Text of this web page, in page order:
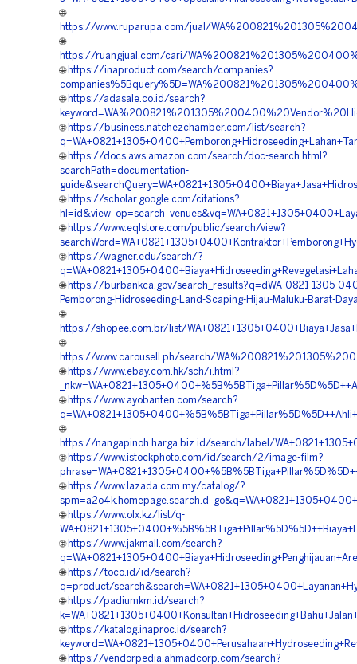
🌐
https://www.ruparupa.com/jual/
🌐
https://ruangjual.com/cari/
🌐 https://inaproduct.com/search/companies?
🌐 https://adasale.co.id/search?
🌐 https://business.natchezchamber.com/list/search?
🌐 https://docs.aws.amazon.com/search/doc-search.html?
searchPath=documentation-
🌐 https://scholar.google.com/citations?
🌐 https://www.eqlstore.com/public/search/view?
🌐 https://wagner.edu/search/?
🌐 https://burbankca.gov/search_results?q=dWA-0821-1305-
Pemborong-Hidroseeding-Land-Scaping-Hijau-Maluku-Barat-
🌐
https://shopee.com.br/list/
🌐
https://www.carousell.ph/search/
🌐 https://www.ebay.com.hk/sch/i.html?
🌐 https://www.ayobanten.com/search?
🌐
https://nangapinoh.harga.biz.id/search/label/
🌐 https://www.istockphoto.com/id/search/2/image-film?
🌐 https://www.lazada.com.my/catalog/?
🌐 https://www.olx.kz/list/q-
🌐 https://www.jakmall.com/search?
🌐 https://toco.id/id/search?
q=product/
🌐 https://padiumkm.id/search?
🌐 https://katalog.inaproc.id/search?
🌐 https://vendorpedia.ahmadcorp.com/search?